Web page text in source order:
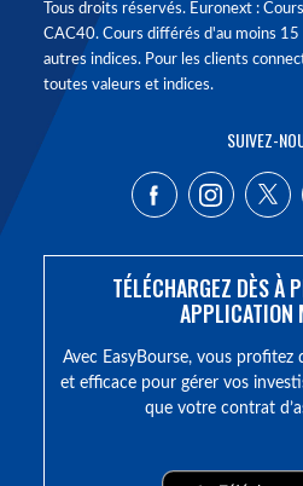
Tous droits réservés. Euronext :
CAC40. Cours différés d'au moins
autres indices. Pour les clients
toutes valeurs et indices.
SUIVEZ-
TÉLÉCHARGEZ DÈS À
APPLICATION
Avec EasyBourse, vous profitez
et efficace pour gérer vos
que votre contrat